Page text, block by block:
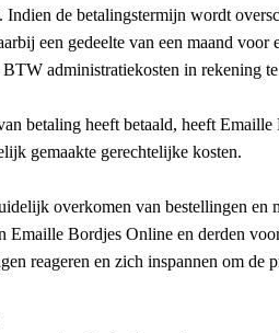
de betalingstermijn wordt
een gedeelte van een maand voor
administratiekosten in rekening
betaling heeft betaald, heeft
gemaakte gerechtelijke kosten.
overkomen van bestellingen en
Bordjes Online en derden
reageren en zich inspannen om de